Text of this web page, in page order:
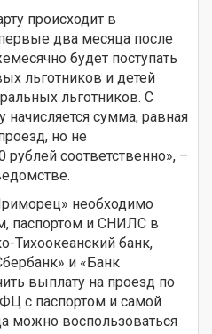
происходит в
два месяца после
будет поступать
льготников и детей
льготников. С
начисляется сумма, равная
но не
соответственно», –
необходимо
паспортом и СНИЛС в
Тихоокеанский банк,
и «Банк
выплату на проезд по
с паспортом и самой
можно воспользоваться